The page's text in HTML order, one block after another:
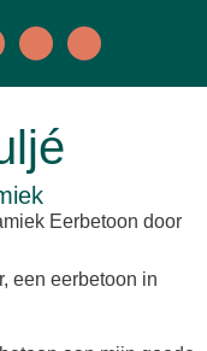
een eerbetoon in